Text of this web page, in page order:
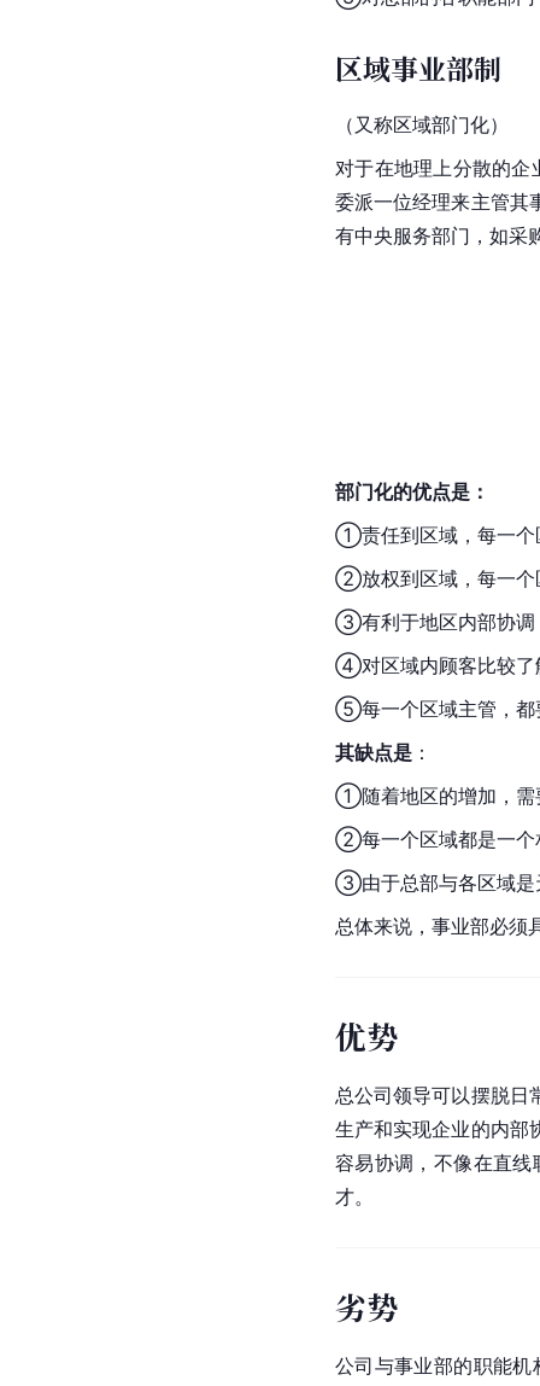
区域事业部制
（又称区域部门化）
对于在地理上分散的
委派一位经理来主管其
有中央服务部门，如采
部门化的优点是：
①责任到区域，每一个
②放权到区域，每一个
③有利于地区内部协调
④对区域内顾客比较了
⑤每一个区域主管，都
其缺点是 ：
①随着地区的增加，需
②每一个区域都是一个
③由于总部与各区域是
总体来说，事业部必须
优势
总公司领导可以摆脱日
生产和实现企业的内部
容易协调，不像在直
才。
劣势
公司与事业部的职能